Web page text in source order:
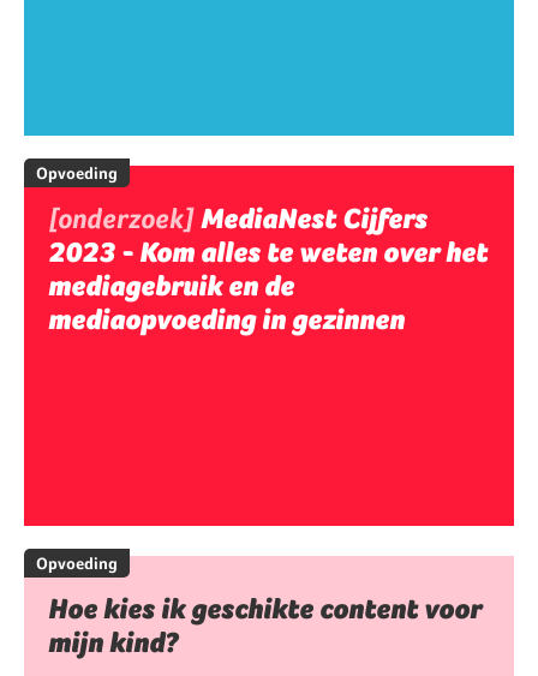
Opvoeding
[onderzoek]MediaNest Cijfers
2023 - Kom alles te weten over het
mediagebruik en de
mediaopvoeding in gezinnen
Opvoeding
Hoe kies ik geschikte content voor
mijn kind?